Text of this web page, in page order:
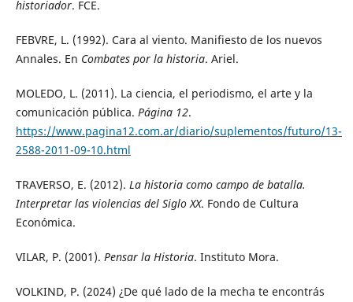
historiador. FCE.
FEBVRE, L. (1992). Cara al viento. Manifiesto de los nuevos
Annales. En Combates por la historia. Ariel.
MOLEDO, L. (2011). La ciencia, el periodismo, el arte y la
comunicación pública. Página 12.
https://www.pagina12.com.ar/diario/suplementos/futuro/13-
2588-2011-09-10.html
TRAVERSO, E. (2012). La historia como campo de batalla.
Interpretar las violencias del Siglo XX. Fondo de Cultura
Económica.
VILAR, P. (2001). Pensar la Historia. Instituto Mora.
VOLKIND, P. (2024) ¿De qué lado de la mecha te encontrás